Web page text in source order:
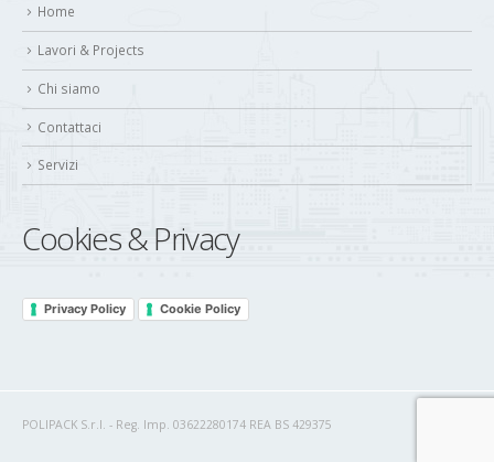
Home
Lavori & Projects
Chi siamo
Contattaci
Servizi
Cookies & Privacy
Privacy Policy Cookie Policy
POLIPACK S.r.l. - Reg. Imp. 03622280174 REA BS 429375